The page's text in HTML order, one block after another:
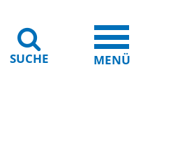
SUCHE MENÜ